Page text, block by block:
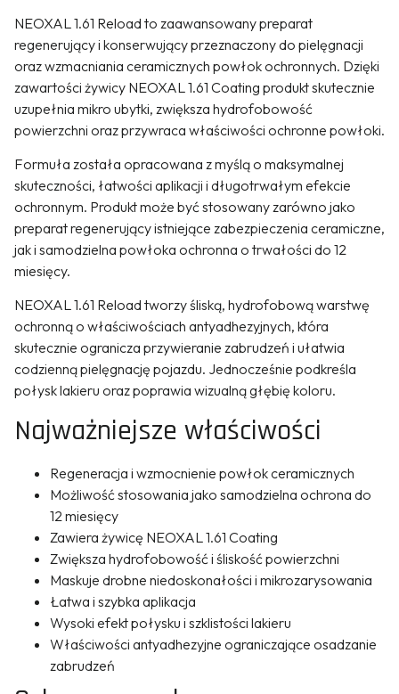
NEOXAL 1.61 Reload to zaawansowany preparat
regenerujący i konserwujący przeznaczony do pielęgnacji
oraz wzmacniania ceramicznych powłok ochronnych. Dzięki
zawartości żywicy NEOXAL 1.61 Coating produkt skutecznie
uzupełnia mikro ubytki, zwiększa hydrofobowość
powierzchni oraz przywraca właściwości ochronne powłoki.
Formuła została opracowana z myślą o maksymalnej
skuteczności, łatwości aplikacji i długotrwałym efekcie
ochronnym. Produkt może być stosowany zarówno jako
preparat regenerujący istniejące zabezpieczenia ceramiczne,
jak i samodzielna powłoka ochronna o trwałości do 12
miesięcy.
NEOXAL 1.61 Reload tworzy śliską, hydrofobową warstwę
ochronną o właściwościach antyadhezyjnych, która
skutecznie ogranicza przywieranie zabrudzeń i ułatwia
codzienną pielęgnację pojazdu. Jednocześnie podkreśla
połysk lakieru oraz poprawia wizualną głębię koloru.
Najważniejsze właściwości
Regeneracja i wzmocnienie powłok ceramicznych
Możliwość stosowania jako samodzielna ochrona do
12 miesięcy
Zawiera żywicę NEOXAL 1.61 Coating
Zwiększa hydrofobowość i śliskość powierzchni
Maskuje drobne niedoskonałości i mikrozarysowania
Łatwa i szybka aplikacja
Wysoki efekt połysku i szklistości lakieru
Właściwości antyadhezyjne ograniczające osadzanie
zabrudzeń